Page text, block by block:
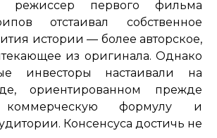
режиссер первого фильма
отстаивал собственное
истории — более авторское,
из оригинала. Однако
инвесторы настаивали на
ориентированном прежде
формулу и
Консенсуса достичь не